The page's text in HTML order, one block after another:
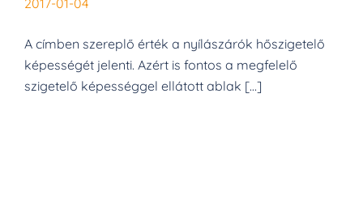
2017-01-04
A címben szereplő érték a nyílászárók hőszigetelő
képességét jelenti. Azért is fontos a megfelelő
szigetelő képességgel ellátott ablak […]